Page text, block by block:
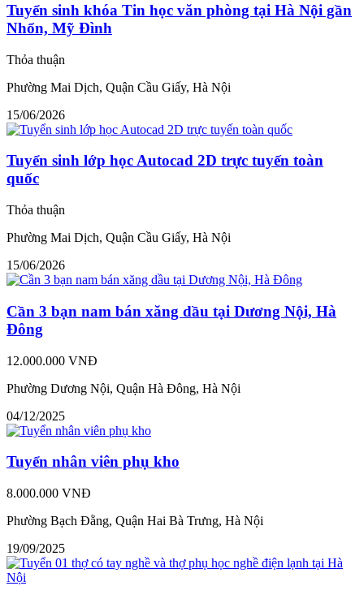
Tuyển sinh khóa Tin học văn phòng tại Hà Nội gần
Nhổn, Mỹ Đình
Thỏa thuận
Phường Mai Dịch, Quận Cầu Giấy, Hà Nội
15/06/2026
Tuyển sinh lớp học Autocad 2D trực tuyến toàn
quốc
Thỏa thuận
Phường Mai Dịch, Quận Cầu Giấy, Hà Nội
15/06/2026
Cần 3 bạn nam bán xăng dầu tại Dương Nội, Hà
Đông
12.000.000 VNĐ
Phường Dương Nội, Quận Hà Đông, Hà Nội
04/12/2025
Tuyển nhân viên phụ kho
8.000.000 VNĐ
Phường Bạch Đằng, Quận Hai Bà Trưng, Hà Nội
19/09/2025